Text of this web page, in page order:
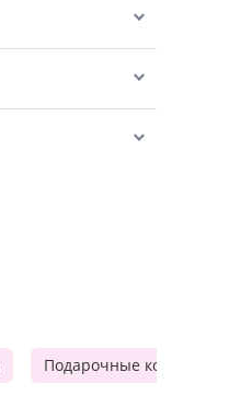
Подарочные корзины